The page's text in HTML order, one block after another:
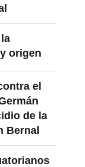
origen
el
de la
Bernal